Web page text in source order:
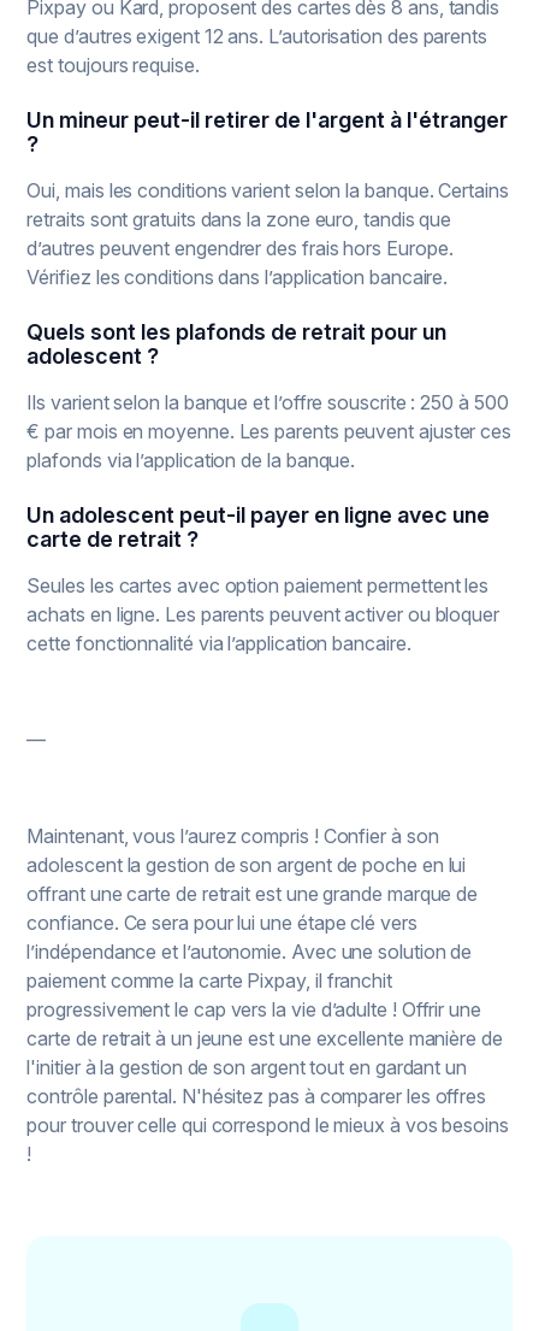
Pixpay ou Kard, proposent des cartes dès 8 ans, tandis
que d’autres exigent 12 ans. L’autorisation des parents
est toujours requise.
Un mineur peut-il retirer de l'argent à l'étranger
?
Oui, mais les conditions varient selon la banque. Certains
retraits sont gratuits dans la zone euro, tandis que
d’autres peuvent engendrer des frais hors Europe.
Vérifiez les conditions dans l’application bancaire.
Quels sont les plafonds de retrait pour un
adolescent ?
Ils varient selon la banque et l’offre souscrite : 250 à 500
€ par mois en moyenne. Les parents peuvent ajuster ces
plafonds via l’application de la banque.
Un adolescent peut-il payer en ligne avec une
carte de retrait ?
Seules les cartes avec option paiement permettent les
achats en ligne. Les parents peuvent activer ou bloquer
cette fonctionnalité via l’application bancaire.
—
Maintenant, vous l’aurez compris ! Confier à son
adolescent la gestion de son argent de poche en lui
offrant une carte de retrait est une grande marque de
confiance. Ce sera pour lui une étape clé vers
l’indépendance et l’autonomie. Avec une solution de
paiement comme la carte Pixpay, il franchit
progressivement le cap vers la vie d’adulte ! Offrir une
carte de retrait à un jeune est une excellente manière de
l'initier à la gestion de son argent tout en gardant un
contrôle parental. N'hésitez pas à comparer les offres
pour trouver celle qui correspond le mieux à vos besoins
!